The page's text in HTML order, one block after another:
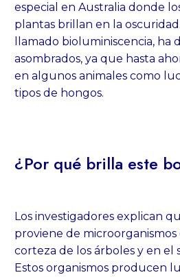
especial en Australia donde
plantas brillan en la
llamado bioluminiscencia, ha
asombrados, ya que hasta
en algunos animales como
tipos de hongos.
¿Por qué brilla este
Los investigadores explican
proviene de
corteza de los árboles y en el
Estos organismos producen